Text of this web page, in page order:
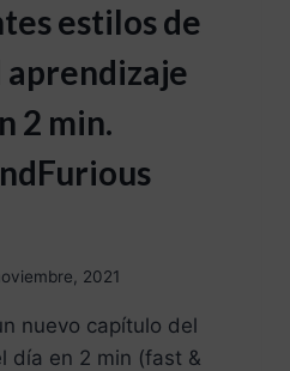
estilos de
aprendizaje
2 min.
2021
nuevo capítulo del
día en 2 min (fast &